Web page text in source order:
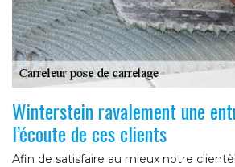
Winterstein ravalement une
l’écoute de ces clients
Afin de satisfaire au mieux notre